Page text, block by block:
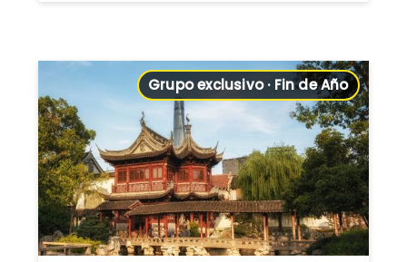
Grupo exclusivo · Fin de Año